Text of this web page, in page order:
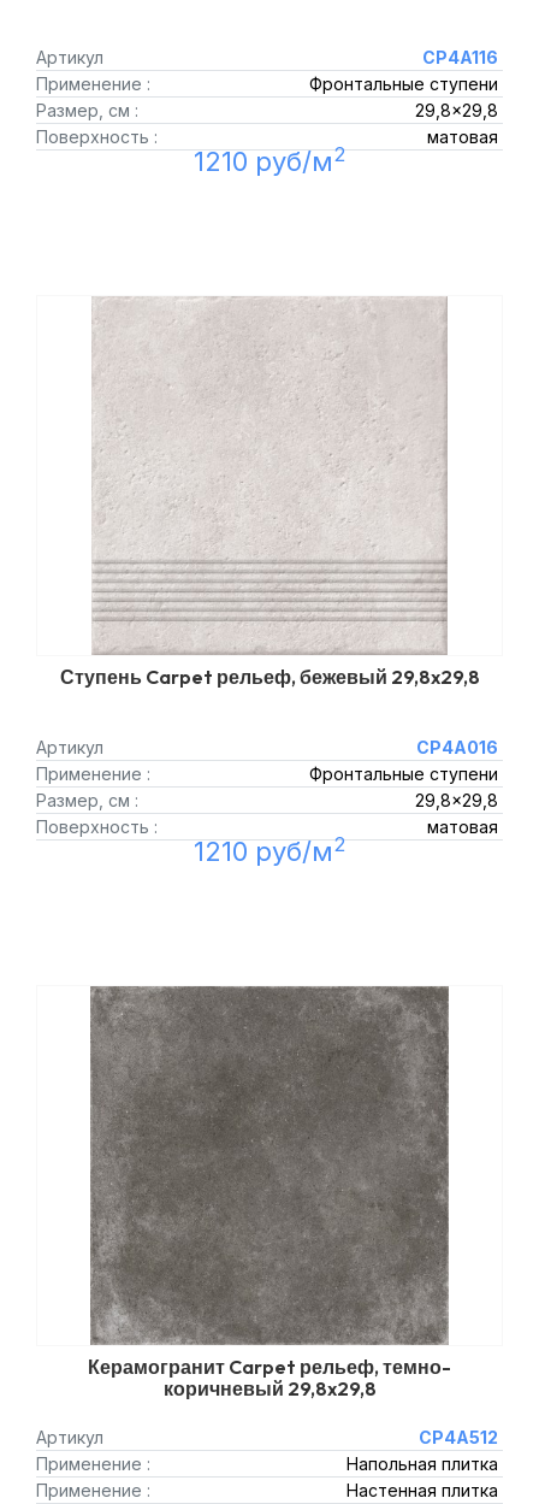
Артикул
CP4A116
Применение :
Фронтальные ступени
Размер, см :
29,8x29,8
Поверхность :
матовая
1210 руб/м2
Ступень Carpet рельеф, бежевый 29,8x29,8
Артикул
CP4A016
Применение :
Фронтальные ступени
Размер, см :
29,8x29,8
Поверхность :
матовая
1210 руб/м2
Керамогранит Carpet рельеф, темно-
коричневый 29,8x29,8
Артикул
CP4A512
Применение :
Напольная плитка
Применение :
Настенная плитка